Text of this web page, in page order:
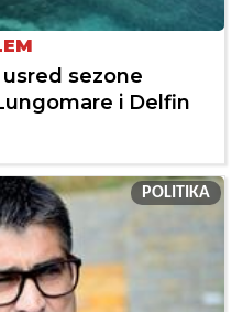
sezone
i Delfin
POLITIKA